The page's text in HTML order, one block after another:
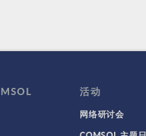
活动
网络研讨会